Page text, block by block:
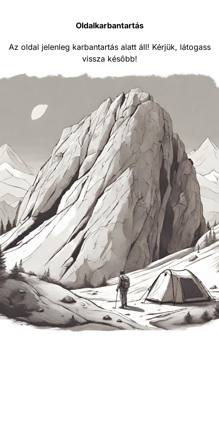
Oldalkarbantartás
Az oldal jelenleg karbantartás alatt áll! Kérjük, látogass
vissza később!